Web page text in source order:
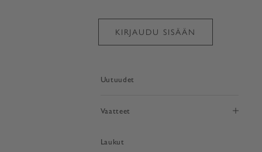
KIRJAUDU SISÄÄN
Uutuudet
Vaatteet
Laukut